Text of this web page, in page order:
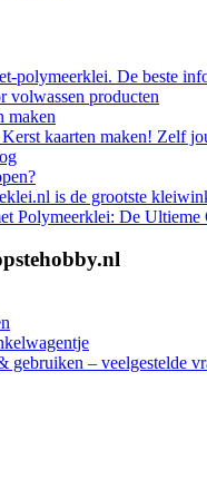
polymeerklei. De beste
volwassen producten
maken
kaarten maken! Zelf
is de grootste
Polymeerklei: De Ultieme
gebruiken – veelgestelde